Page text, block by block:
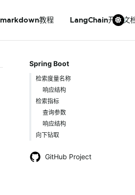
markdown教程 LangChain开发文
Spring Boot
检索度量名称
响应结构
检索指标
查询参数
响应结构
向下钻取
GitHub Project